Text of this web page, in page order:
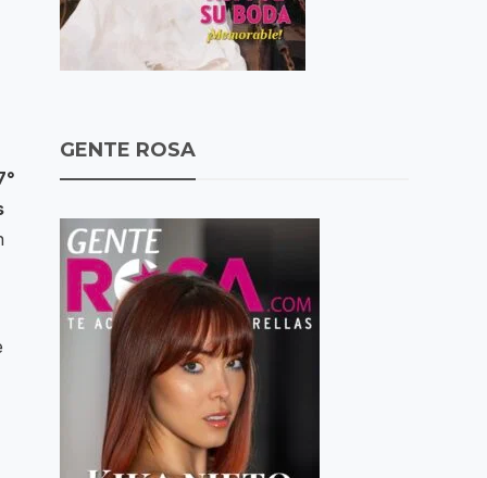
GENTE ROSA